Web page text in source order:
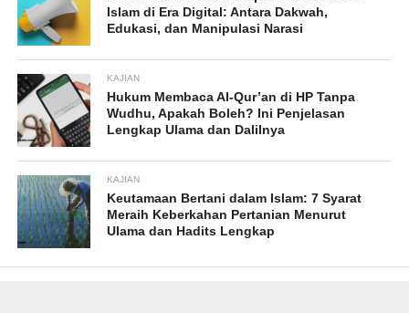
Islam di Era Digital: Antara Dakwah,
Edukasi, dan Manipulasi Narasi
KAJIAN
Hukum Membaca Al-Qur’an di HP Tanpa
Wudhu, Apakah Boleh? Ini Penjelasan
Lengkap Ulama dan Dalilnya
KAJIAN
Keutamaan Bertani dalam Islam: 7 Syarat
Meraih Keberkahan Pertanian Menurut
Ulama dan Hadits Lengkap